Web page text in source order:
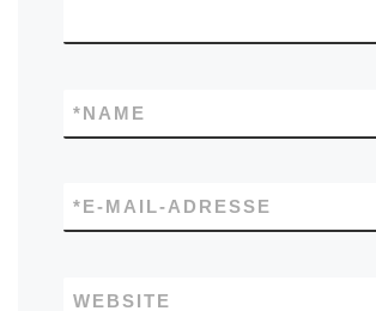
NAME
*
E-MAIL-ADRESSE
*
WEBSITE